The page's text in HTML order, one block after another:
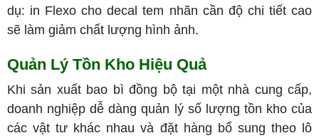
dụ: in Flexo cho decal tem nhãn cần độ chi tiết cao
sẽ làm giảm chất lượng hình ảnh.
Quản Lý Tồn Kho Hiệu Quả
Khi sản xuất bao bì đồng bộ tại một nhà cung cấp,
doanh nghiệp dễ dàng quản lý số lượng tồn kho của
các vật tư khác nhau và đặt hàng bổ sung theo lô